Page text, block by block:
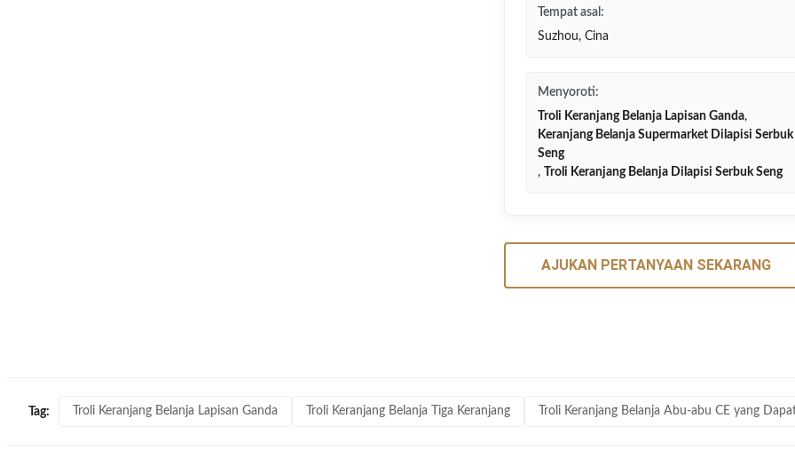
Tempat asal:
Suzhou, Cina
Menyoroti:
Troli Keranjang Belanja Lapisan Ganda,
Keranjang Belanja Supermarket Dilapisi Serbuk
Seng
,
Troli Keranjang Belanja Dilapisi Serbuk Seng
AJUKAN PERTANYAAN SEKARANG
Tag: Troli Keranjang Belanja Lapisan Ganda Troli Keranjang Belanja Tiga Keranjang Troli Keranjang Belanja Abu-abu CE yang